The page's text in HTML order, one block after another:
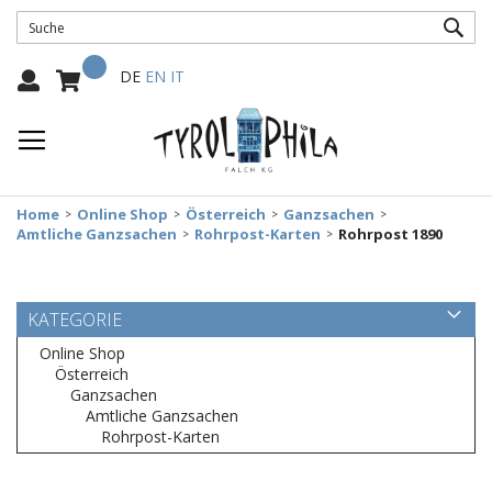
Mein Warenkorb
Select
DE EN IT
Home Online Shop Österreich
Ganzsachen
Amtliche Ganzsachen
Rohrpost-Karten Rohrpost 1890
KATEGORIE
Online Shop
Österreich
Ganzsachen
Amtliche Ganzsachen
Rohrpost-Karten